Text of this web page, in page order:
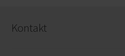
Kontakt